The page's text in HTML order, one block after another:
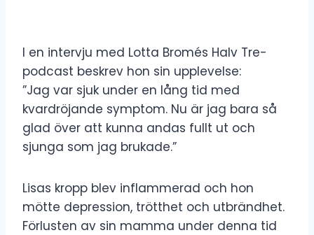
I en intervju med Lotta Bromés Halv Tre-
podcast beskrev hon sin upplevelse:
”Jag var sjuk under en lång tid med
kvardröjande symptom. Nu är jag bara så
glad över att kunna andas fullt ut och
sjunga som jag brukade.”
Lisas kropp blev inflammerad och hon
mötte depression, trötthet och utbrändhet.
Förlusten av sin mamma under denna tid